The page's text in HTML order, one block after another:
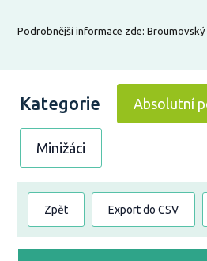
Podrobnější informace zde: Broumovský
Kategorie Absolutní
Minižáci
Zpět Export do CSV